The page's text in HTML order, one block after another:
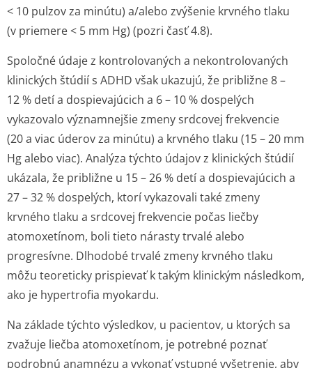
< 10 pulzov za minútu) a/alebo zvýšenie krvného tlaku
(v priemere < 5 mm Hg) (pozri časť 4.8).
Spoločné údaje z kontrolovaných a nekontrolovaných
klinických štúdií s ADHD však ukazujú, že približne 8 –
12 % detí a dospievajúcich a 6 – 10 % dospelých
vykazovalo významnejšie zmeny srdcovej frekvencie
(20 a viac úderov za minútu) a krvného tlaku (15 – 20 mm
Hg alebo viac). Analýza týchto údajov z klinických štúdií
ukázala, že približne u 15 – 26 % detí a dospievajúcich a
27 – 32 % dospelých, ktorí vykazovali také zmeny
krvného tlaku a srdcovej frekvencie počas liečby
atomoxetínom, boli tieto nárasty trvalé alebo
progresívne. Dlhodobé trvalé zmeny krvného tlaku
môžu teoreticky prispievať k takým klinickým následkom,
ako je hypertrofia myokardu.
Na základe týchto výsledkov, u pacientov, u ktorých sa
zvažuje liečba atomoxetínom, je potrebné poznať
podrobnú anamnézu a vykonať vstupné vyšetrenie, aby